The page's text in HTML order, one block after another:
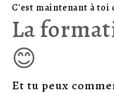
C'est maintenant à toi
La
😊
Et tu peux